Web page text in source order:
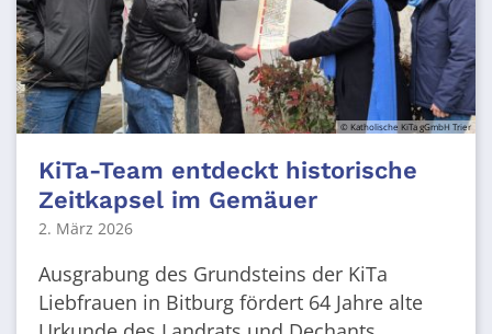
© Katholische KiTa gGmbH Trier
KiTa-Team entdeckt historische
Zeitkapsel im Gemäuer
2. März 2026
Ausgrabung des Grundsteins der KiTa
Liebfrauen in Bitburg fördert 64 Jahre alte